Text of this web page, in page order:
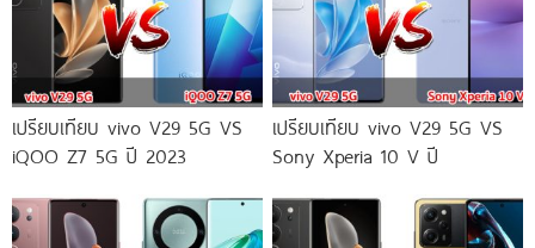
เปรียบเทียบ vivo V29 5G VS
iQOO Z7 5G ปี 2023
เปรียบเทียบ vivo V29 5G VS
Sony Xperia 10 V ปี